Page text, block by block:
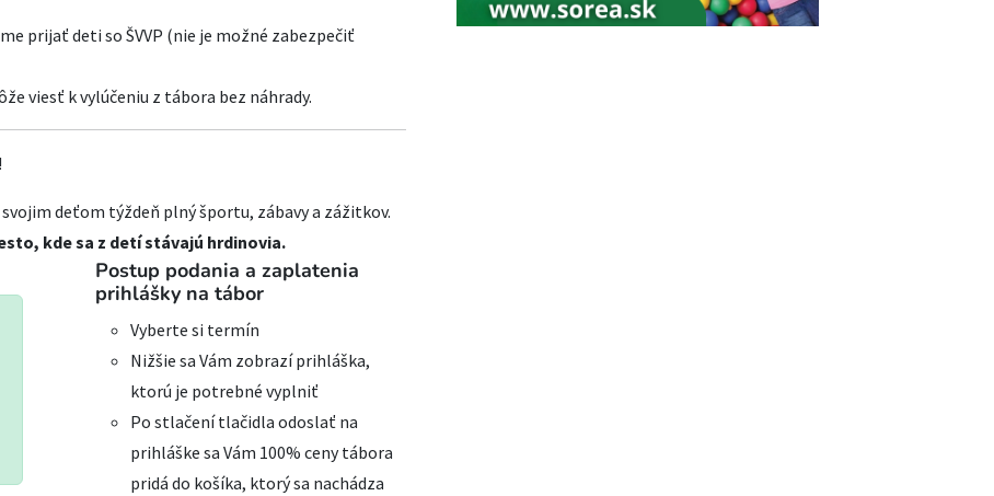
prijať deti so ŠVVP (nie je možné zabezpečiť
viesť k vylúčeniu z tábora bez náhrady.
deťom týždeň plný športu, zábavy a zážitkov.
kde sa z detí stávajú hrdinovia.
Postup podania a zaplatenia
prihlášky na tábor
Vyberte si termín
Nižšie sa Vám zobrazí prihláška,
ktorú je potrebné vyplniť
Po stlačení tlačidla odoslať na
prihláške sa Vám 100% ceny tábora
pridá do košíka, ktorý sa nachádza